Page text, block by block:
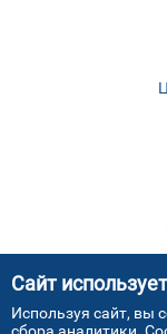
Сайт
Используя сайт, вы